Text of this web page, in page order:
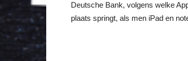
Deutsche Bank, volgens welke
plaats springt, als men iPad en